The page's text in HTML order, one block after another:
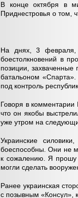
В конце октября в
Приднестровья о том,
На днях, 3 февраля,
боестолкновений в
позиции,
батальоном
под контроль
Говоря в
что он якобы
уже утром на
Украинские
боеспособны. Они не
к сожалению. Я прошу
могли сделать
Ранее украинская
с позывным «Консул»,